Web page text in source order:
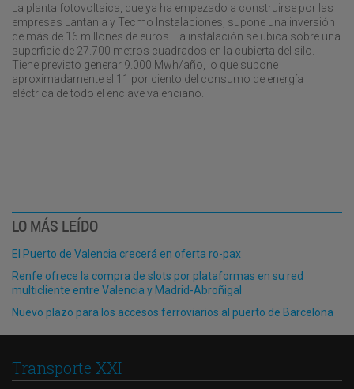
La planta fotovoltaica, que ya ha empezado a construirse por las
empresas Lantania y Tecmo Instalaciones, supone una inversión
de más de 16 millones de euros. La instalación se ubica sobre una
superficie de 27.700 metros cuadrados en la cubierta del silo.
Tiene previsto generar 9.000 Mwh/año, lo que supone
aproximadamente el 11 por ciento del consumo de energía
eléctrica de todo el enclave valenciano.
LO MÁS LEÍDO
El Puerto de Valencia crecerá en oferta ro-pax
Renfe ofrece la compra de slots por plataformas en su red
multicliente entre Valencia y Madrid-Abroñigal
Nuevo plazo para los accesos ferroviarios al puerto de Barcelona
Transporte XXI